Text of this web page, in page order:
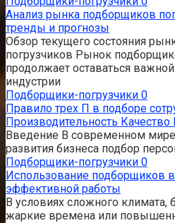
Анализ рынка подборщиков
тренды и прогнозы
Обзор текущего состояния
погрузчиков Рынок
продолжает оставаться
индустрии
Подборщики-погрузчики 0
Правило трех П в подборе
Производительность Качество
Введение В современном
развития бизнеса подбор
Подборщики-погрузчики 0
Использование подборщиков
эффективной работы
В условиях сложного
жаркие времена или